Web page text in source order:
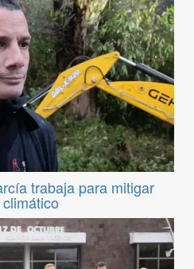
trabaja para mitigar